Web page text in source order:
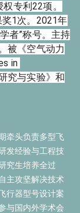
专利22项。
1次。2021年
者”称号。主持
被《空气动力
in
究与实验》和
牵头负责多型飞
发经验与工程技
究生培养全过
主攻坚解决技术
行器型号设计案
与国内外学术会